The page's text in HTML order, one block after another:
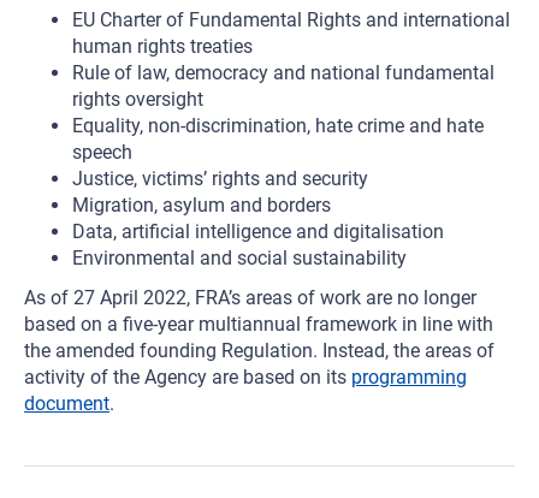
EU Charter of Fundamental Rights and international
human rights treaties
Rule of law, democracy and national fundamental
rights oversight
Equality, non-discrimination, hate crime and hate
speech
Justice, victims’ rights and security
Migration, asylum and borders
Data, artificial intelligence and digitalisation
Environmental and social sustainability
As of 27 April 2022, FRA’s areas of work are no longer
based on a five-year multiannual framework in line with
the amended founding Regulation. Instead, the areas of
activity of the Agency are based on its programming
document.